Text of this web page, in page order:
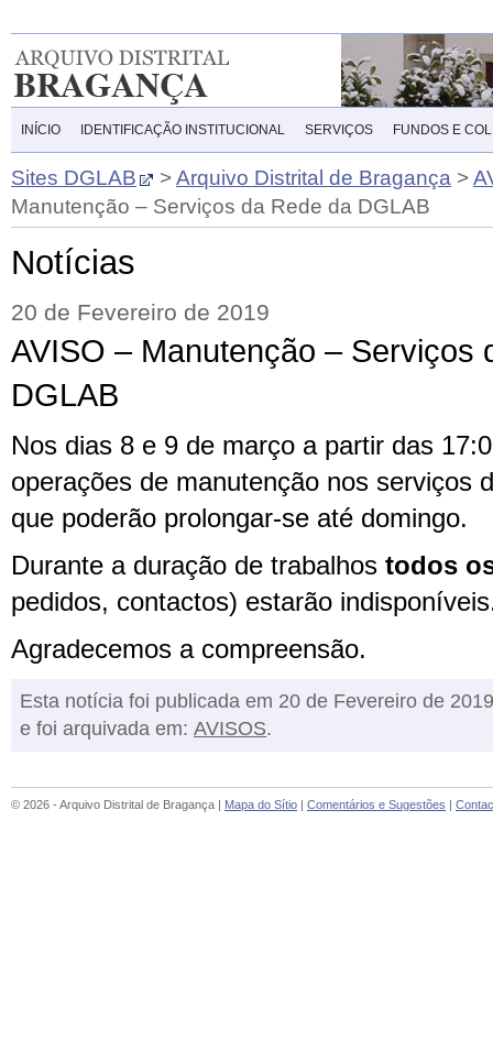
INÍCIO IDENTIFICAÇÃO INSTITUCIONAL SERVIÇOS FUNDOS E
Sites DGLAB >Arquivo Distrital de Bragança >
Manutenção – Serviços da Rede da DGLAB
Notícias
20 de Fevereiro de 2019
AVISO – Manutenção – Serviços
DGLAB
Nos dias 8 e 9 de março a partir das
operações de manutenção nos serviços
que poderão prolongar-se até domingo.
Durante a duração de trabalhos todos
pedidos, contactos) estarão
Agradecemos a compreensão.
Esta notícia foi publicada em 20 de Fevereiro de 2019
e foi arquivada em: AVISOS.
© 2026 - Arquivo Distrital de Bragança | Mapa do Sítio Comentários e Sugestões